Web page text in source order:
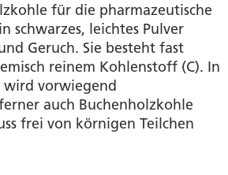
für die pharmazeutische
schwarzes, leichtes Pulver
Geruch. Sie besteht fast
reinem Kohlenstoff (C). In
vorwiegend
auch Buchenholzkohle
frei von körnigen Teilchen